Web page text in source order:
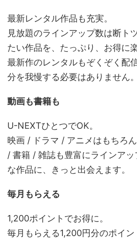
最新レンタル作品も充実。
見放題のラインアップ数は断ト
たい作品を、たっぷり、お得に
最新作のレンタルもぞくぞく配
分を我慢する必要はありません。
動画も書籍も
U-NEXTひとつでOK。
映画 / ドラマ / アニメはもちろ
/ 書籍 / 雑誌も豊富にラインアッ
な作品に、きっと出会えます。
毎月もらえる
1,200ポイントでお得に。
毎月もらえる1,200円分のポイ